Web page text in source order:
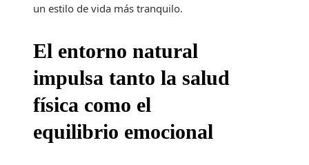
un estilo de vida más tranquilo.
El entorno natural
impulsa tanto la salud
física como el
equilibrio emocional